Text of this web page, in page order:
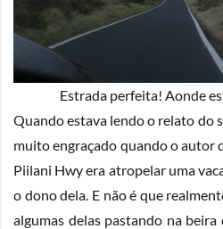
Estrada perfeita! Aonde
Quando estava lendo o relato do
muito engraçado quando o autor
Piilani Hwy era atropelar uma
o dono dela. E não é que
algumas delas pastando na beira